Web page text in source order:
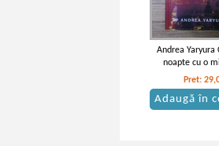
Andrea Yaryura
noapte cu o
Pret:
Adaugă în